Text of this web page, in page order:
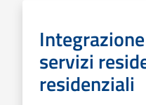
servizi
residenziali